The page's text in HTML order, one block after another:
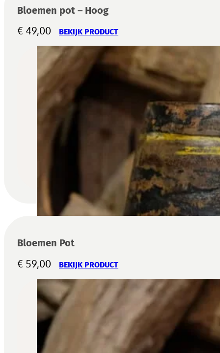
Bloemen pot – Hoog
€ 49,00 BEKIJK PRODUCT
Bloemen Pot
€ 59,00 BEKIJK PRODUCT